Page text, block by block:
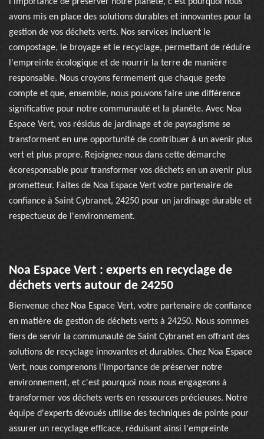
avons mis en place des solutions durables et innovantes pour la
gestion de vos déchets verts. Nos services incluent le
compostage, le broyage et le recyclage, permettant de réduire
l'empreinte écologique et de nourrir la terre de manière
responsable. Nous croyons fermement que chaque geste
compte et que, ensemble, nous pouvons faire une différence
significative pour notre communauté et la planète. Avec Noa
Espace Vert, vos résidus de jardinage et de paysagisme se
transforment en une opportunité de contribuer à un avenir plus
vert et plus propre. Rejoignez-nous dans cette démarche
écoresponsable pour transformer vos déchets en un avenir plus
prometteur. Faites de Noa Espace Vert votre partenaire de
confiance à Saint Cybranet, 24250 pour un jardinage durable et
respectueux de l'environnement.
Noa Espace Vert : experts en recyclage de
déchets verts autour de 24250
Bienvenue chez Noa Espace Vert, votre partenaire de confiance
en matière de gestion de déchets verts à 24250. Nous sommes
fiers de servir la communauté de Saint Cybranet en offrant des
solutions de recyclage innovantes et durables. Chez Noa Espace
Vert, nous comprenons l'importance de préserver notre
environnement, et c'est pourquoi nous nous engageons à
transformer vos déchets verts en ressources précieuses. Notre
équipe d'experts dévoués utilise des techniques de pointe pour
assurer un recyclage efficace, réduisant ainsi l'empreinte